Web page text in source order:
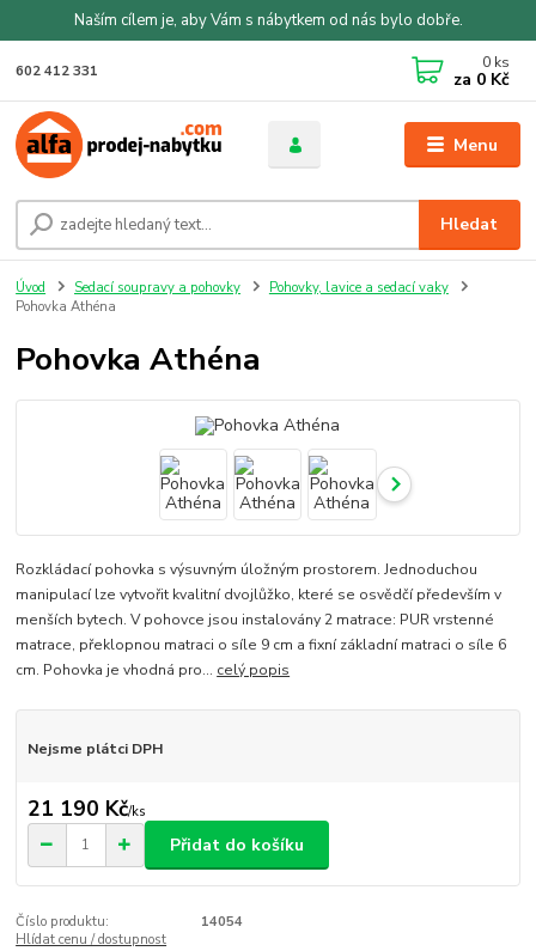
Naším cílem je, aby Vám s nábytkem od nás bylo dobře.
Menu
Hledat
602 412 331 0 ks
za 0 Kč
Úvod Sedací soupravy a pohovky
Pohovky, lavice a sedací vaky
Pohovka Athéna
Pohovka Athéna
Rozkládací pohovka s výsuvným úložným prostorem. Jednoduchou
manipulací lze vytvořit kvalitní dvojlůžko, které se osvědčí především v
menších bytech. V pohovce jsou instalovány 2 matrace: PUR vrstenné
matrace, překlopnou matraci o síle 9 cm a fixní základní matraci o síle 6
cm. Pohovka je vhodná pro... celý popis
Nejsme plátci DPH
21 190 Kč/ks
Přidat do košíku
Číslo produktu:
14054
Hlídat cenu / dostupnost